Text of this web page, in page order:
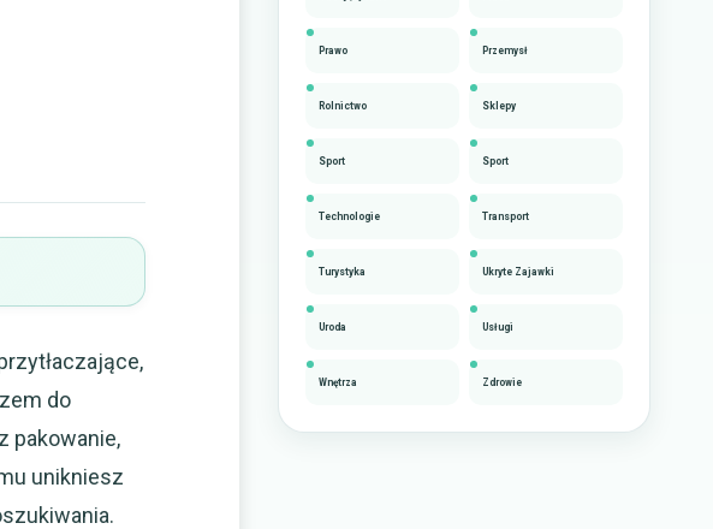
do
pakowanie,
unikniesz
Prawo Przemysł
Rolnictwo Sklepy
Sport Sport
Technologie Transport
Turystyka Ukryte Zajawki
Uroda Usługi
Wnętrza Zdrowie